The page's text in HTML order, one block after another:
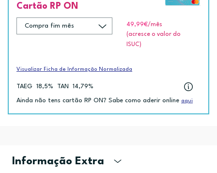
Cartão RP ON
49,99€/mês
(acresce o valor do
ISUC)
Visualizar Ficha de Informação Normalizada
TAEG 18,5% TAN 14,79%
Ainda não tens cartão RP ON? Sabe como aderir online aqui
Informação Extra